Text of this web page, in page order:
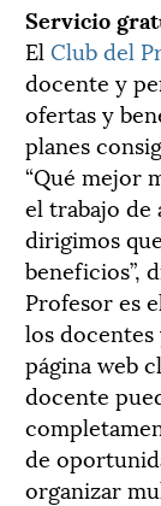
Servicio
El Club del
docente y
ofertas y
planes
“Qué mejor
el trabajo de
dirigimos
beneficios”,
Profesor es
los docentes
página web
docente
de
organizar